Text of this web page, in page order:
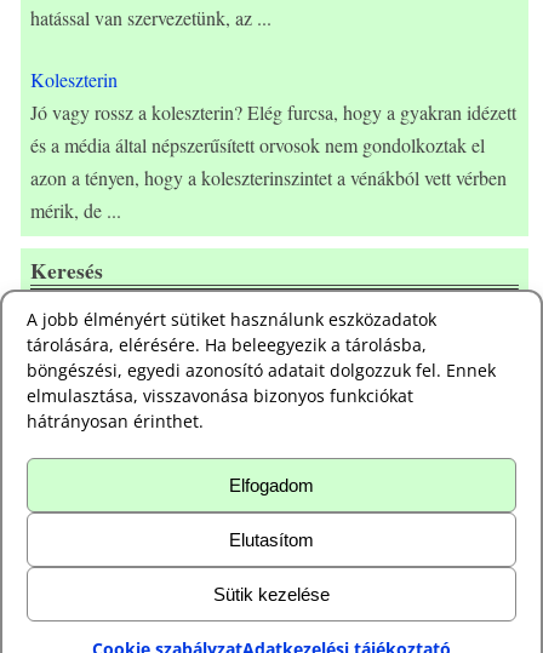
A jobb élményért sütiket használunk eszközadatok
tárolására, elérésére. Ha beleegyezik a tárolásba,
böngészési, egyedi azonosító adatait dolgozzuk fel. Ennek
elmulasztása, visszavonása bizonyos funkciókat
hátrányosan érinthet.
Elfogadom
Elutasítom
Sütik kezelése
hatással van szervezetünk, az ...
Koleszterin
Jó vagy rossz a koleszterin? Elég furcsa, hogy a gyakran idézett
és a média által népszerűsített orvosok nem gondolkoztak el
azon a tényen, hogy a koleszterinszintet a vénákból vett vérben
mérik, de ...
Keresés
Adatkezelési tájékoztató
Adatkezelési
Süti
szabályzat
©2020-2026 - Vizsgálat és terápia - Dunakeszi